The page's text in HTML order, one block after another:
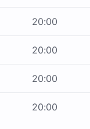
20:00
20:00
20:00
20:00